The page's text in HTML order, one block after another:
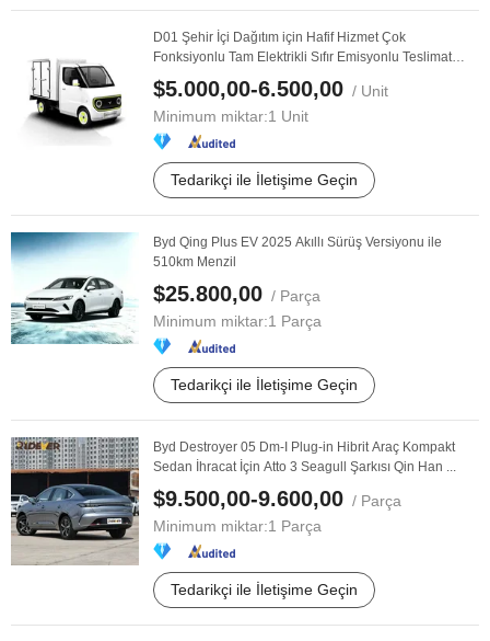
D01 Şehir İçi Dağıtım için Hafif Hizmet Çok
Fonksiyonlu Tam Elektrikli Sıfır Emisyonlu Teslimat
Vanı
$5.000,00-6.500,00 / Unit
Minimum miktar:1 Unit
Tedarikçi ile İletişime Geçin
Byd Qing Plus EV 2025 Akıllı Sürüş Versiyonu ile
510km Menzil
$25.800,00 / Parça
Minimum miktar:1 Parça
Tedarikçi ile İletişime Geçin
Byd Destroyer 05 Dm-I Plug-in Hibrit Araç Kompakt
Sedan İhracat İçin Atto 3 Seagull Şarkısı Qin Han ...
$9.500,00-9.600,00 / Parça
Minimum miktar:1 Parça
Tedarikçi ile İletişime Geçin